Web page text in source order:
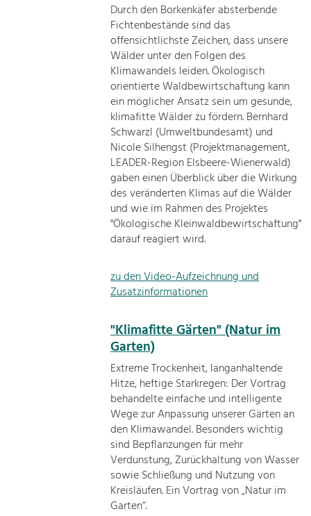
Durch den Borkenkäfer absterbende
Fichtenbestände sind das
offensichtlichste Zeichen, dass unsere
Wälder unter den Folgen des
Klimawandels leiden. Ökologisch
orientierte Waldbewirtschaftung kann
ein möglicher Ansatz sein um gesunde,
klimafitte Wälder zu fördern. Bernhard
Schwarzl (Umweltbundesamt) und
Nicole Silhengst (Projektmanagement,
LEADER-Region Elsbeere-Wienerwald)
gaben einen Überblick über die Wirkung
des veränderten Klimas auf die Wälder
und wie im Rahmen des Projektes
"Ökologische Kleinwaldbewirtschaftung"
darauf reagiert wird.
zu den Video-Aufzeichnung und
Zusatzinformationen
"Klimafitte Gärten" (Natur im
Garten)
Extreme Trockenheit, langanhaltende
Hitze, heftige Starkregen: Der Vortrag
behandelte einfache und intelligente
Wege zur Anpassung unserer Gärten an
den Klimawandel. Besonders wichtig
sind Bepflanzungen für mehr
Verdunstung, Zurückhaltung von Wasser
sowie Schließung und Nutzung von
Kreisläufen. Ein Vortrag von „Natur im
Garten“.